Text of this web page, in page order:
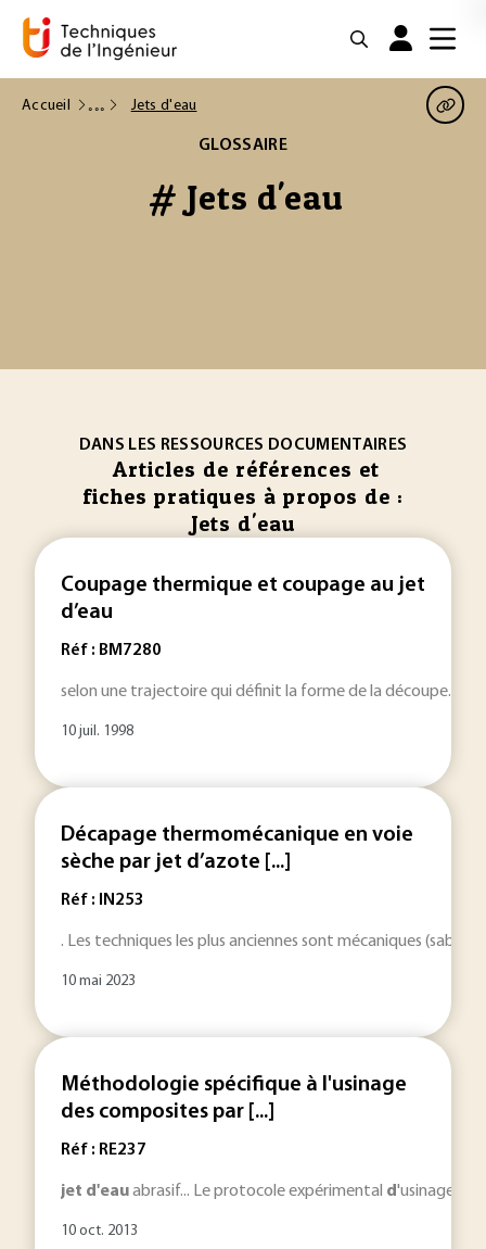
Accueil Jets d'eau
GLOSSAIRE
# Jets d'eau
DANS LES RESSOURCES DOCUMENTAIRES
Articles de références et
fiches pratiques à propos de :
Jets d'eau
Coupage thermique et coupage au jet
d’eau
Réf : BM7280
selon une trajectoire qui définit la forme de la découpe. Le
10 juil. 1998
Décapage thermomécanique en voie
sèche par jet d’azote [...]
Réf : IN253
. Les techniques les plus anciennes sont mécaniques
10 mai 2023
Méthodologie spécifique à l'usinage
des composites par [...]
Réf : RE237
jet d'eauabrasif... Le protocole expérimental d'usinage par
10 oct. 2013